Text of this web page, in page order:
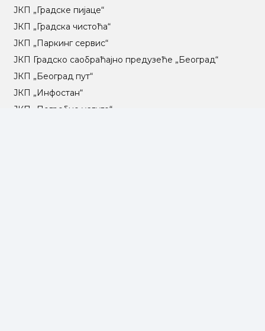
ЈКП „Градске пијаце“
ЈКП „Градска чистоћа“
ЈКП „Паркинг сервис“
ЈКП Градско саобраћајно предузеће „Београд“
ЈКП „Београд пут“
ЈКП „Инфостан“
ЈКП „Погребне услуге“